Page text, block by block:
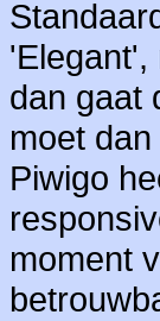
'Elegant',
dan gaat
moet
Piwigo
moment